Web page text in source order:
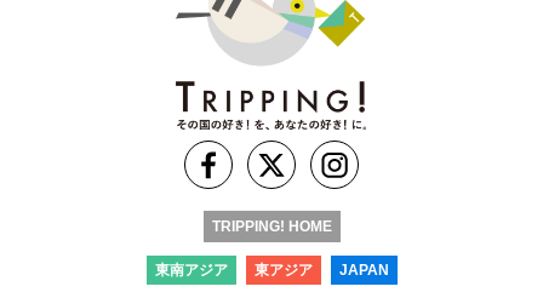
TRIPPING! HOME
東南アジア 東アジア JAPAN